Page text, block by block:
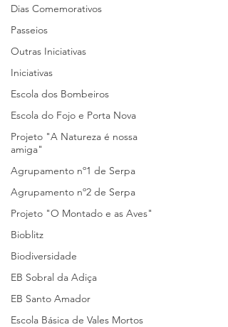
Dias Comemorativos
Passeios
Outras Iniciativas
Iniciativas
Escola dos Bombeiros
Escola do Fojo e Porta Nova
Projeto "A Natureza é nossa
amiga"
Agrupamento nº1 de Serpa
Agrupamento nº2 de Serpa
Projeto "O Montado e as Aves"
Bioblitz
Biodiversidade
EB Sobral da Adiça
EB Santo Amador
Escola Básica de Vales Mortos